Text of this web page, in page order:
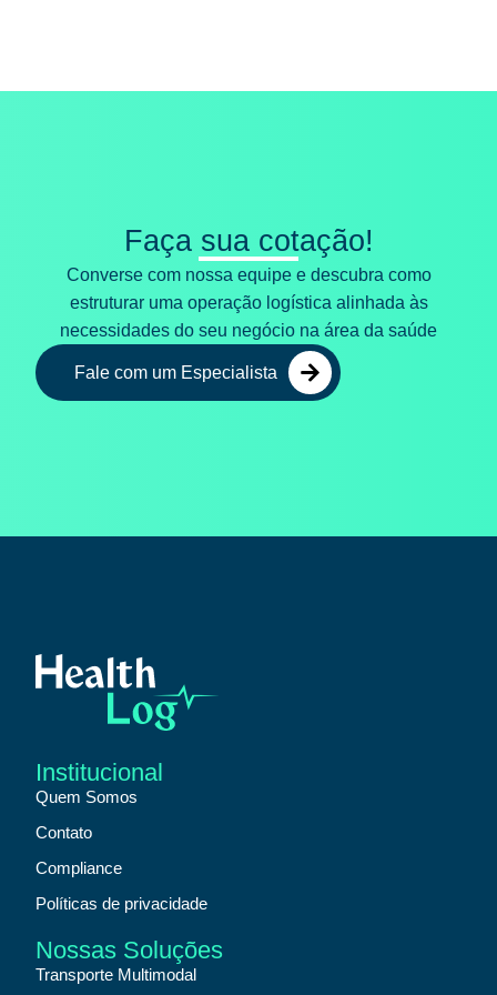
Faça sua cotação!
Converse com nossa equipe e descubra como
estruturar uma operação logística alinhada às
necessidades do seu negócio na área da saúde
Fale com um Especialista
Institucional
Quem Somos
Contato
Compliance
Políticas de privacidade
Nossas Soluções
Transporte Multimodal